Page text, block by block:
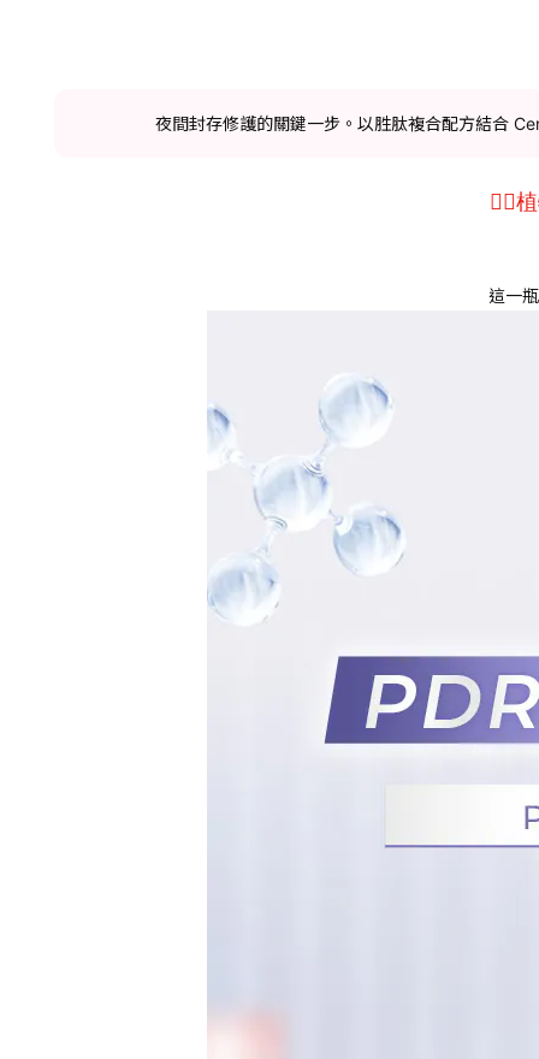
夜間封存修護的關鍵一步。以胜肽複合配方結合
👉🏻
這一